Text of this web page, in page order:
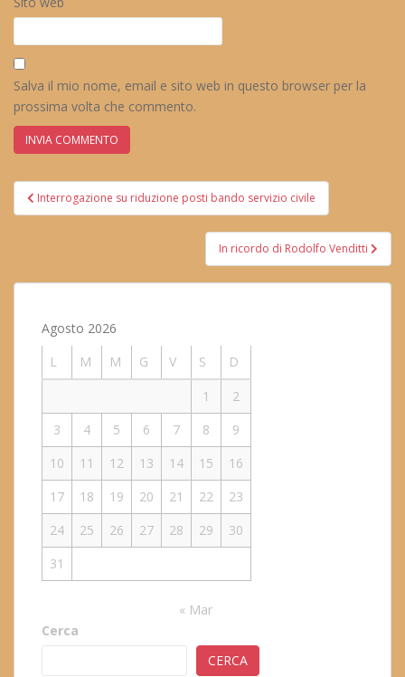
Salva il mio nome, email e sito web in questo browser per la
prossima volta che commento.
Navigazione
articoli
Interrogazione su riduzione posti bando servizio civile
In ricordo di Rodolfo Venditti
Agosto 2026
L
M M G V S
D
1
2
3
4 5 6 7 8
9
10
11 12 13 14 15
16
17
18 19 20 21 22
23
24
25 26 27 28 29
30
31
« Mar
Cerca
CERCA